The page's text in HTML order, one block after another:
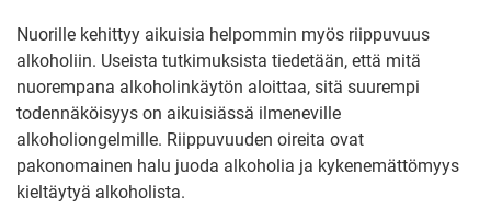
Nuorille kehittyy aikuisia helpommin myös riippuvuus
alkoholiin. Useista tutkimuksista tiedetään, että mitä
nuorempana alkoholinkäytön aloittaa, sitä suurempi
todennäköisyys on aikuisiässä ilmeneville
alkoholiongelmille. Riippuvuuden oireita ovat
pakonomainen halu juoda alkoholia ja kykenemättömyys
kieltäytyä alkoholista.